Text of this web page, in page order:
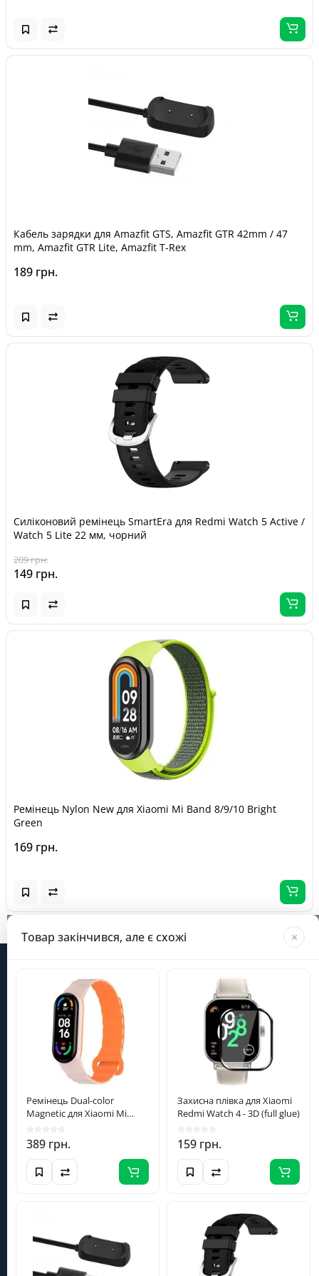
Кабель зарядки для Amazfit GTS, Amazfit GTR 42mm / 47
mm, Amazfit GTR Lite, Amazfit T-Rex
189 грн.
Силіконовий ремінець SmartEra для Redmi Watch 5 Active /
Watch 5 Lite 22 мм, чорний
209 грн.
149 грн.
Ремінець Nylon New для Xiaomi Mi Band 8/9/10 Bright
Green
169 грн.
Товар закінчився, але є схожі ×
Ремінець Dual-color
Magnetic для Xiaomi Mi
Orange
389 грн.
Захисна плівка для Xiaomi
Redmi Watch 4 - 3D (full glue)
159 грн.
Завантажується...
Інформація
Особистий кабінет
+380980986235
info@smartera.com.ua